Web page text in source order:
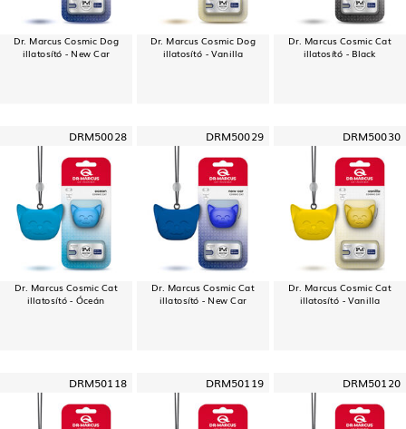
Dr. Marcus Cosmic Dog
illatosító - New Car
Dr. Marcus Cosmic Dog
illatosító - Vanilla
Dr. Marcus Cosmic Cat
illatosító - Black
DRM50028
Dr. Marcus Cosmic Cat
illatosító - Óceán
DRM50029
Dr. Marcus Cosmic Cat
illatosító - New Car
DRM50030
Dr. Marcus Cosmic Cat
illatosító - Vanilla
DRM50118 DRM50119 DRM50120